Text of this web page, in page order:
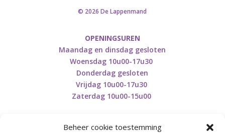
Beheer cookie toestemming
© 2026 De Lappenmand
OPENINGSUREN
Maandag en dinsdag gesloten
Woensdag 10u00-17u30
Donderdag gesloten
Vrijdag 10u00-17u30
Zaterdag 10u00-15u00